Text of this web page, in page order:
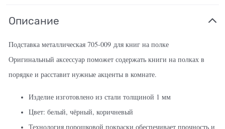
Описание
Подставка металлическая 705-009 для книг на полке
Оригинальный аксессуар поможет содержать книги на полках в
порядке и расставит нужные акценты в комнате.
Изделие изготовлено из стали толщиной 1 мм
Цвет: белый, чёрный, коричневый
Технология порошковой покраски обеспечивает прочность и